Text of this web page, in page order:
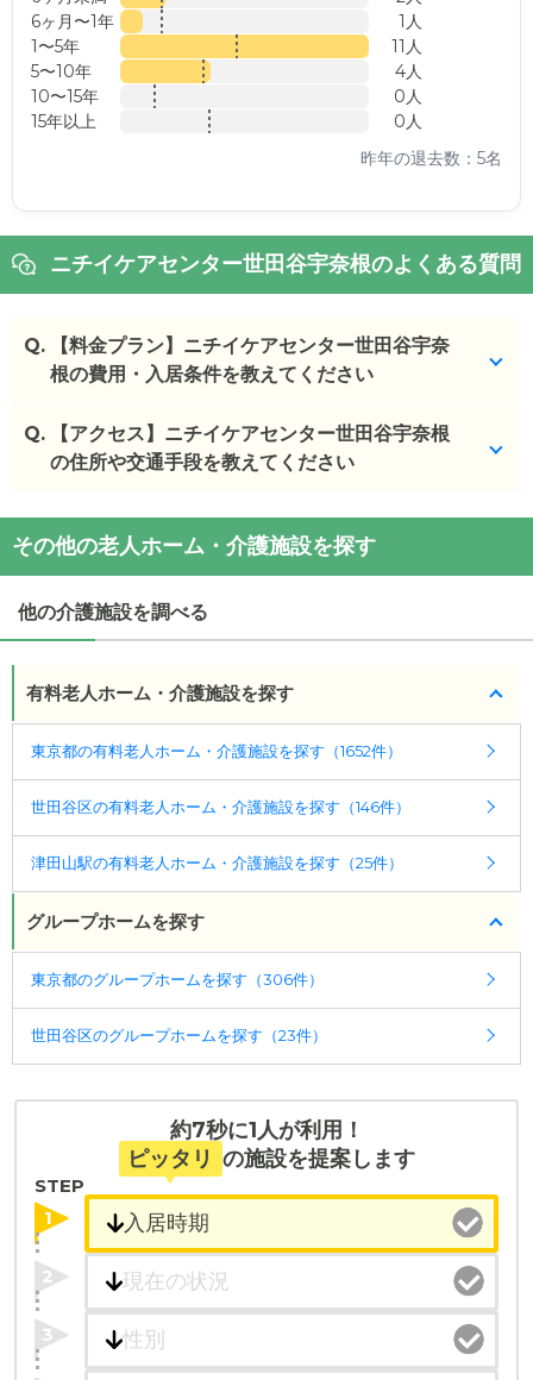
6ヶ月〜1年
1人
1〜5年
11人
5〜10年
4人
10〜15年
0人
15年以上
0人
昨年の退去数：5名
ニチイケアセンター世田谷宇奈根のよくある質問
Q.
【料金プラン】ニチイケアセンター世田谷宇奈
根の費用・入居条件を教えてください
ニチイケアセンター世田谷宇奈根の入居金・月額料
金は次のとおりです。
・月額費用が17.6万円
・要介護度：要支援2、要介護1、要介護2、要介護
・認知症：受け入れ可
ケアスル 介護では詳細な料金プランをご確認頂けま
す。詳しくはこちら 。
◎ケアスル 介護の3つの特徴
・経験豊富な入居相談員が完全無料で施設探しをサ
ポート
入居相談：
0120-579-721
受付時間：10：00～19：00
・全国10000件の介護施設情報を掲載
幅広い選択肢の中から、条件にあった施設を選ぶ
ことができます。
たとえば「カラオケ」「麻雀」が楽しめる施設、
「夫婦入居可」の施設、「看取り可」の施設など、
医療・看護体制から施設を探すこともできます。
Q.
【アクセス】ニチイケアセンター世田谷宇奈根
の住所や交通手段を教えてください
ニチイケアセンター世田谷宇奈根の交通アクセス
・住所：東京都世田谷区宇奈根1-18-6
・最寄り駅：
ニチイケアセンター世田谷宇奈根
バス停より徒歩5分、または小田急線「成城学園前」
その他の老人ホーム・介護施設を探す
他の介護施設を調べる
有料老人ホーム・介護施設を探す
東京都の有料老人ホーム・介護施設を探す（1652件）
世田谷区の有料老人ホーム・介護施設を探す（146件）
津田山駅の有料老人ホーム・介護施設を探す（25件）
グループホームを探す
東京都のグループホームを探す（306件）
世田谷区のグループホームを探す（23件）
約7秒に1人が利用！
ピッタリ の施設を提案します
STEP
1
2
3